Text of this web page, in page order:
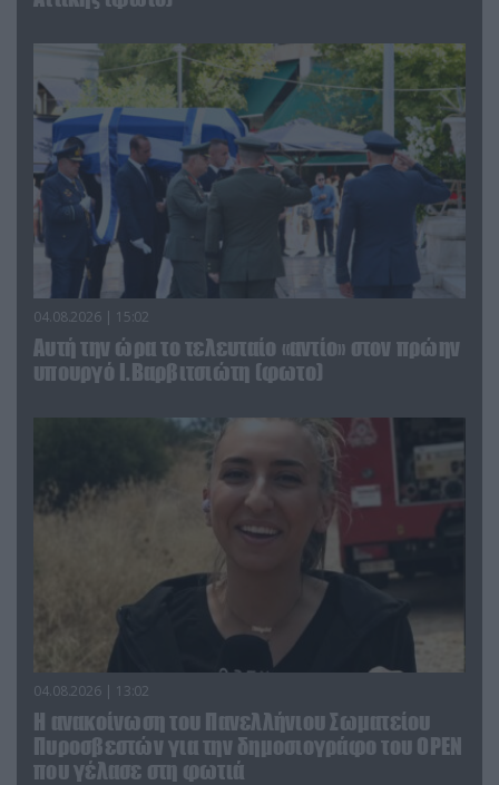
04.08.2026 | 15:02
Αυτή την ώρα το τελευταίο «αντίο» στον πρώην
υπουργό Ι.Βαρβιτσιώτη (φωτο)
04.08.2026 | 13:02
Η ανακοίνωση του Πανελλήνιου Σωματείου
Πυροσβεστών για την δημοσιογράφο του OPEN
που γέλασε στη φωτιά